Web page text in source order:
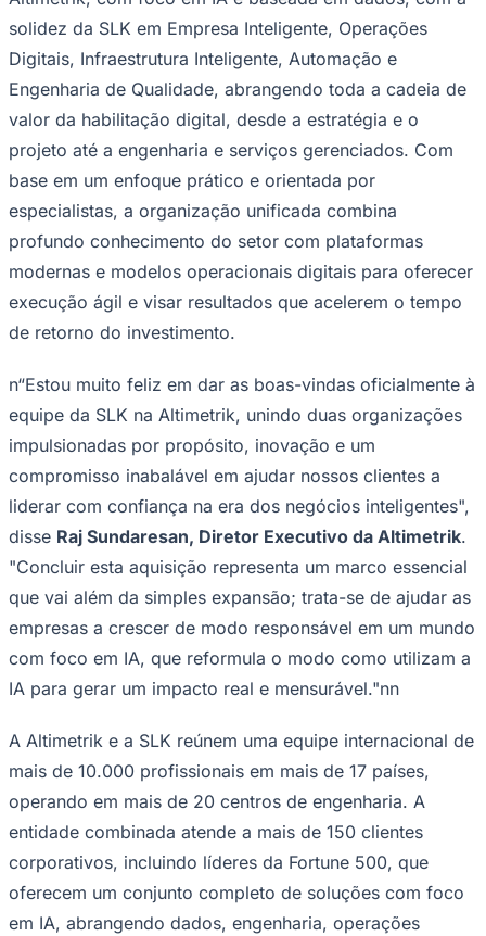
Athletico-PR
Bragantino
AAltimetrikanunciou hoje a conclusão
bem-sucedida da aquisição da SLK
Software, que define um marco importante
na jornada da empresa para criar uma
potência em engenharia digital. Como
parte desta transição, a SLK Software
agora irá operar sob sua nova identidade
como"SLK, uma empresa Altimetrik"
Esta integração reúne as capacidades de inovação da
Altimetrik, com foco em IA e baseada em dados, com a
solidez da SLK em Empresa Inteligente, Operações
Digitais, Infraestrutura Inteligente, Automação e
Engenharia de Qualidade, abrangendo toda a cadeia de
valor da habilitação digital, desde a estratégia e o
projeto até a engenharia e serviços gerenciados. Com
base em um enfoque prático e orientada por
especialistas, a organização unificada combina
modernas e modelos operacionais digitais para oferecer
execução ágil e visar resultados que acelerem o tempo
de retorno do investimento.
n“Estou muito feliz em dar as boas-vindas oficialmente à
equipe da SLK na Altimetrik, unindo duas organizações
impulsionadas por propósito, inovação e um